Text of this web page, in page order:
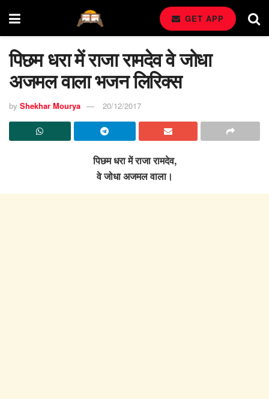
GET APP
पिछम धरा में राजा रामदेव वे जोधा
अजमल वाला भजन लिरिक्स
by Shekhar Mourya 20/12/2017
पिछम धरा में राजा रामदेव,
वे जोधा अजमल वाला।